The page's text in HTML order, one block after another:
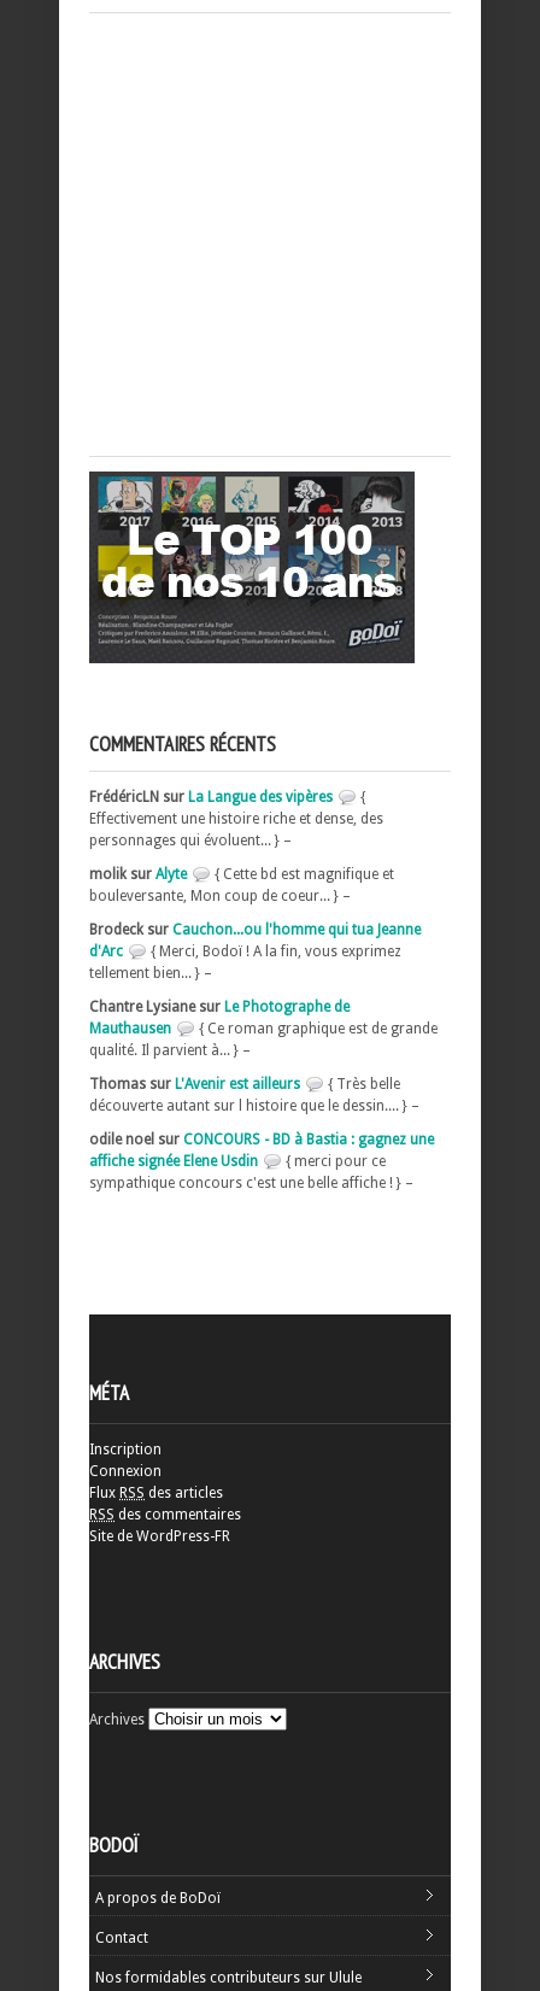
COMMENTAIRES RÉCENTS
FrédéricLN sur La Langue des vipères
{
Effectivement une histoire riche et dense, des
personnages qui évoluent... } –
molik sur Alyte
{ Cette bd est magnifique et
bouleversante, Mon coup de coeur... } –
Brodeck sur Cauchon...ou l'homme qui tua Jeanne
d'Arc
{ Merci, Bodoï ! A la fin, vous exprimez
tellement bien... } –
Chantre Lysiane sur Le Photographe de
Mauthausen
{ Ce roman graphique est de grande
qualité. Il parvient à... } –
Thomas sur L'Avenir est ailleurs
{ Très belle
découverte autant sur l histoire que le dessin.... } –
odile noel sur CONCOURS - BD à Bastia : gagnez une
affiche signée Elene Usdin
{ merci pour ce
sympathique concours c'est une belle affiche ! } –
MÉTA
Inscription
Connexion
Flux RSS des articles
RSS des commentaires
Site de WordPress-FR
ARCHIVES
Archives
BODOÏ
A propos de BoDoï
Contact
Nos formidables contributeurs sur Ulule